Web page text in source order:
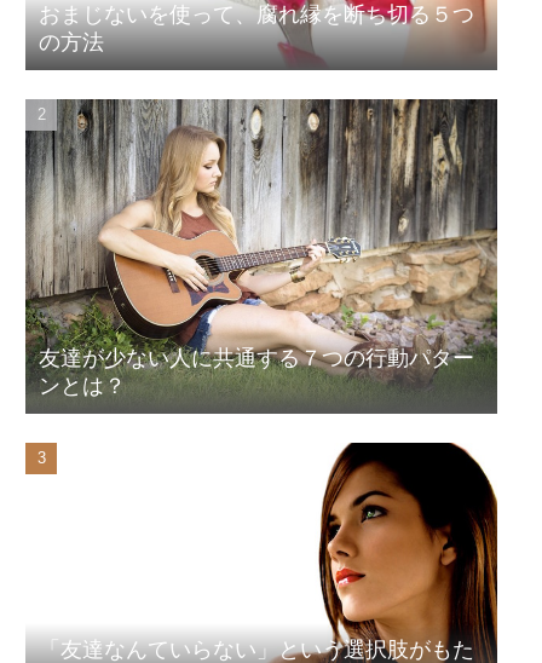
おまじないを使って、腐れ縁を断ち切る５つ
の方法
友達が少ない人に共通する７つの行動パター
ンとは？
「友達なんていらない」という選択肢がもた